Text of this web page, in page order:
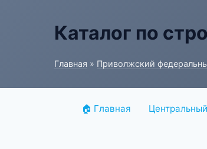
Каталог по
Главная » Приволжский
🏠 Главная